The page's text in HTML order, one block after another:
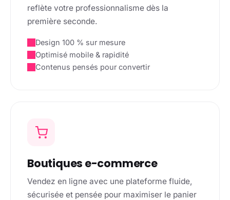
reflète votre professionnalisme dès la
première seconde.
Design 100 % sur mesure
Optimisé mobile & rapidité
Contenus pensés pour convertir
Boutiques e-commerce
Vendez en ligne avec une plateforme fluide,
sécurisée et pensée pour maximiser le panier